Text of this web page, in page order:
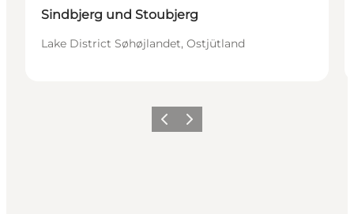
Sindbjerg und Stoubjerg
Lake District Søhøjlandet, Ostjütland
ZurückWeiter